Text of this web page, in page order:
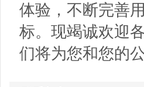
体验，不断完善
标。现竭诚欢迎
们将为您和您的